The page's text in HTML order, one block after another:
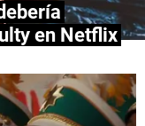
en Netflix